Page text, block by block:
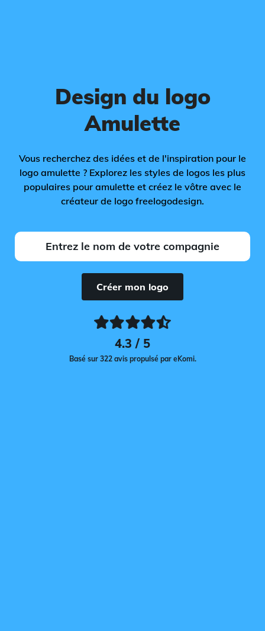
Design du logo
Amulette
Vous recherchez des idées et de l'inspiration pour le
logo amulette ? Explorez les styles de logos les plus
populaires pour amulette et créez le vôtre avec le
créateur de logo freelogodesign.
Créer mon logo
4.3 / 5
Basé sur 322 avis propulsé par eKomi.